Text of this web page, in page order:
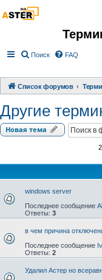
Поиск FAQ
Список форумов
Другие
Новая тема
windows server
Последнее сообщение
Ответы: 3
в чем причина
Последнее сообщение
Ответы: 2
Удалил Астер но